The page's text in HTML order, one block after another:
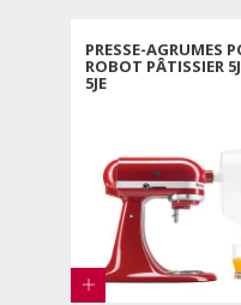
PRESSE-AGRUMES
ROBOT PÂTISSIER
5JE